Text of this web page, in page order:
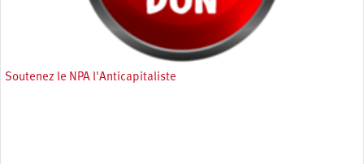
Soutenez le NPA l'Anticapitaliste